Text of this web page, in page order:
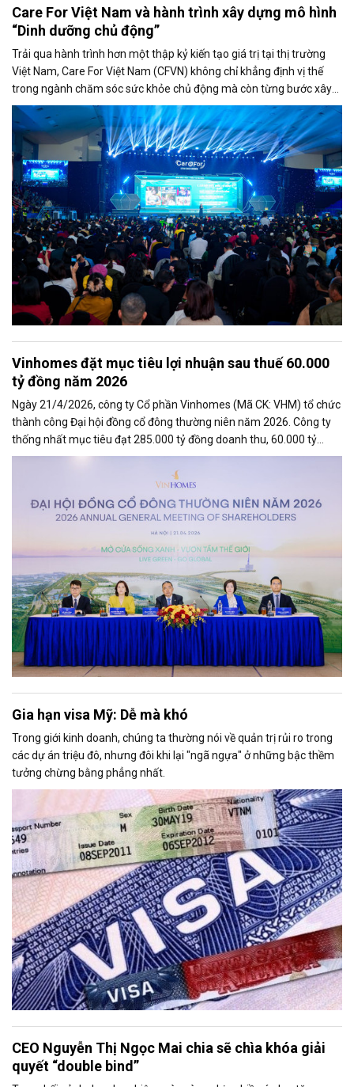
Care For Việt Nam và hành trình xây dựng mô hình
“Dinh dưỡng chủ động”
Trải qua hành trình hơn một thập kỷ kiến tạo giá trị tại thị trường
Việt Nam, Care For Việt Nam (CFVN) không chỉ khẳng định vị thế
trong ngành chăm sóc sức khỏe chủ động mà còn từng bước xây
dựng một mô hình quản trị mang bản sắc riêng.
Vinhomes đặt mục tiêu lợi nhuận sau thuế 60.000
tỷ đồng năm 2026
Ngày 21/4/2026, công ty Cổ phần Vinhomes (Mã CK: VHM) tổ chức
thành công Đại hội đồng cổ đông thường niên năm 2026. Công ty
thống nhất mục tiêu đạt 285.000 tỷ đồng doanh thu, 60.000 tỷ
đồng lợi nhuận sau thuế trong năm 2026 – cao nhất từ trước đến
nay; đồng thời thông qua kế hoạch phát triển chuỗi siêu đô thị thế
hệ mới theo tiêu chuẩn quốc tế và kế hoạch chia cổ tức năm 2025.
Gia hạn visa Mỹ: Dễ mà khó
Trong giới kinh doanh, chúng ta thường nói về quản trị rủi ro trong
các dự án triệu đô, nhưng đôi khi lại "ngã ngựa" ở những bậc thềm
tưởng chừng bằng phẳng nhất.
CEO Nguyễn Thị Ngọc Mai chia sẽ chìa khóa giải
quyết “double bind”